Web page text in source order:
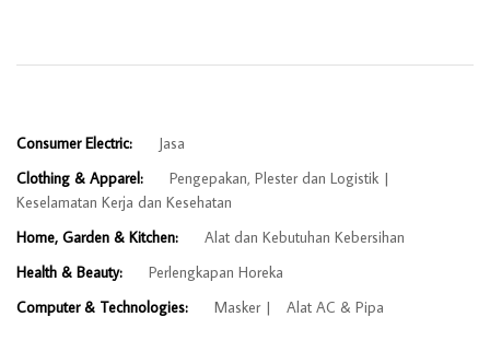
Consumer Electric:
Jasa
Clothing & Apparel:
Pengepakan, Plester dan Logistik
Keselamatan Kerja dan Kesehatan
Home, Garden & Kitchen:
Alat dan Kebutuhan Kebersihan
Health & Beauty:
Perlengkapan Horeka
Computer & Technologies:
Masker Alat AC & Pipa